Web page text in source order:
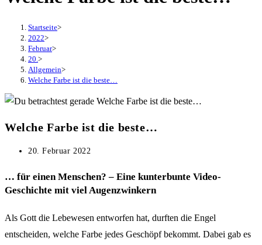
Startseite>
2022>
Februar>
20. >
Allgemein>
Welche Farbe ist die beste…
Welche Farbe ist die beste…
Beitrag
20. Februar 2022
… für einen Menschen? – Eine kunterbunte Video-
Geschichte mit viel Augenzwinkern
Als Gott die Lebewesen entworfen hat, durften die Engel
entscheiden, welche Farbe jedes Geschöpf bekommt. Dabei gab es